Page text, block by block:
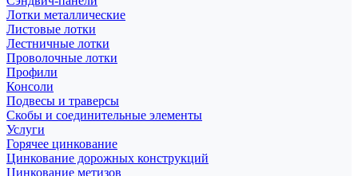
Лотки металлические
Листовые лотки
Лестничные лотки
Проволочные лотки
Профили
Консоли
Подвесы и траверсы
Скобы и соединительные элементы
Услуги
Горячее цинкование
Цинкование дорожных конструкций
Цинкование метизов